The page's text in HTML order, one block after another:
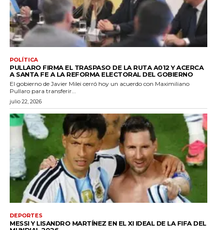
POLÍTICA
PULLARO FIRMA EL TRASPASO DE LA RUTA A012 Y ACERCA
A SANTA FE A LA REFORMA ELECTORAL DEL GOBIERNO
El gobierno de Javier Milei cerró hoy un acuerdo con Maximiliano
Pullaro para transferir...
julio 22, 2026
DEPORTES
MESSI Y LISANDRO MARTÍNEZ EN EL XI IDEAL DE LA FIFA DEL